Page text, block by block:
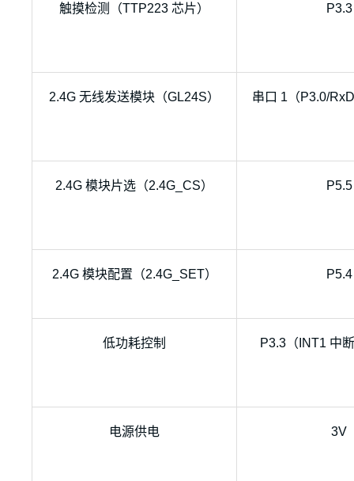
触摸检测（TTP223 芯片） P3.3
2.4G 无线发送模块（GL24S） 串口 1（P3.0/
2.4G 模块片选（2.4G_CS） P5.5
2.4G 模块配置（2.4G_SET） P5.4
低功耗控制 P3.3（INT1 中
电源供电 3V